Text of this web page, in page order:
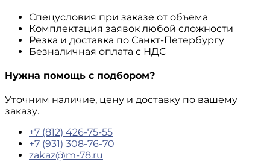
Спецусловия при заказе от объема
Комплектация заявок любой сложности
Резка и доставка по Санкт-Петербургу
Безналичная оплата с НДС
Нужна помощь с подбором?
Уточним наличие, цену и доставку по вашему
заказу.
+7 (812) 426-75-55
+7 (931) 308-76-70
zakaz@m-78.ru